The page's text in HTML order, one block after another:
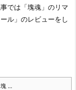
では「塊魂」のリマ
ル」のレビューをし
...